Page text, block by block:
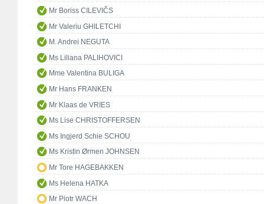
Mr Boriss CILEVIČS
Mr Valeriu GHILETCHI
M. Andrei NEGUTA
Ms Liliana PALIHOVICI
Mme Valentina BULIGA
Mr Hans FRANKEN
Mr Klaas de VRIES
Ms Lise CHRISTOFFERSEN
Ms Ingjerd Schie SCHOU
Ms Kristin Ørmen JOHNSEN
Mr Tore HAGEBAKKEN
Ms Helena HATKA
Mr Piotr WACH